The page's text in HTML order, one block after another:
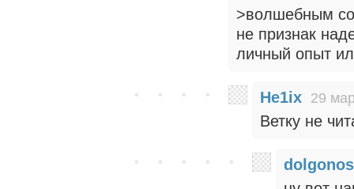
>волшебным
не признак
личный опыт
He1ix 29
Ветку не